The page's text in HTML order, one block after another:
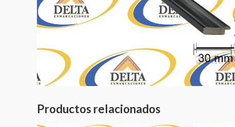
Productos relacionados